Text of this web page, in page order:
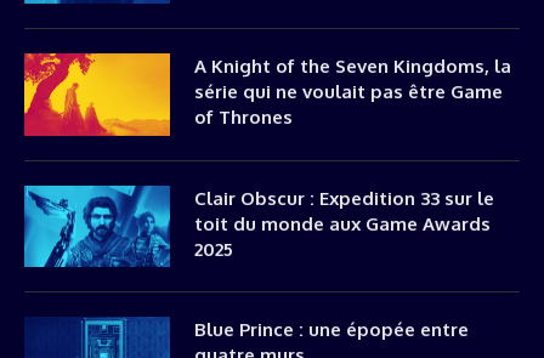
A Knight of the Seven Kingdoms, la
série qui ne voulait pas être Game
of Thrones
Clair Obscur : Expedition 33 sur le
toit du monde aux Game Awards
2025
Blue Prince : une épopée entre